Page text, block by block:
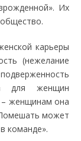
Их
карьеры
(нежелание
для женщин
– женщинам она
может
команде».